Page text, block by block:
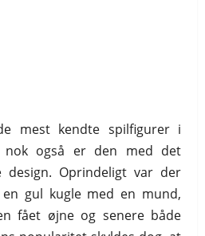
mest kendte spilfigurer i
nok også er den med det
design. Oprindeligt var der
gul kugle med en mund,
fået øjne og senere både